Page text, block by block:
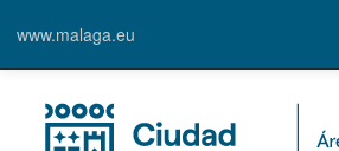
www.malaga.eu